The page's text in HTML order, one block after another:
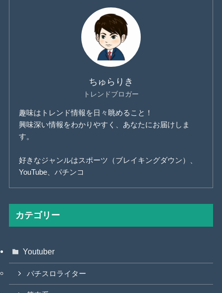
ちゅらりき
トレンドブロガー
趣味はトレンド情報を日々眺めること！
興味深い情報をわかりやすく、あなたにお届けしま
す。
好きなジャンルはスポーツ（ブレイキングダウン）、
YouTube、パチンコ
カテゴリー
Youtuber
パチスロライター